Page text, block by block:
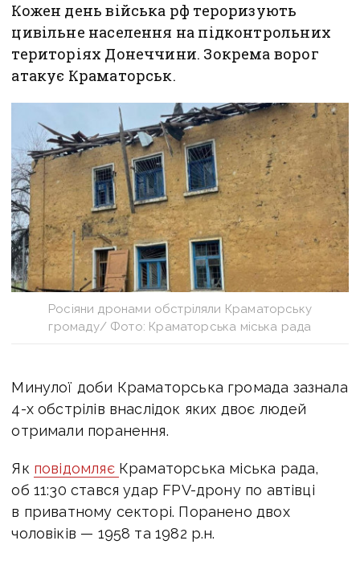
Кожен день війська рф тероризують
цивільне населення на підконтрольних
територіях Донеччини. Зокрема ворог
атакує Краматорськ.
Росіяни дронами обстріляли Краматорську
громаду/ Фото: Краматорська міська рада
Минулої доби Краматорська громада зазнала
4-х обстрілів внаслідок яких двоє людей
отримали поранення.
Як повідомляє Краматорська міська рада,
об 11:30 стався удар FPV-дрону по автівці
в приватному секторі. Поранено двох
чоловіків — 1958 та 1982 р.н.